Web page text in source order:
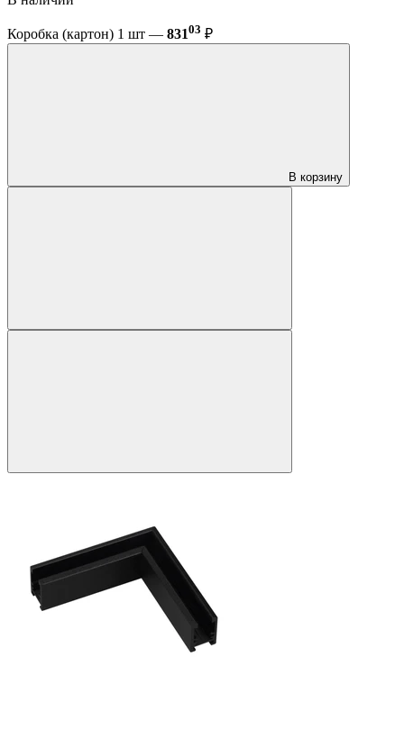
Коробка (картон) 1 шт — 83103 ₽
В корзину